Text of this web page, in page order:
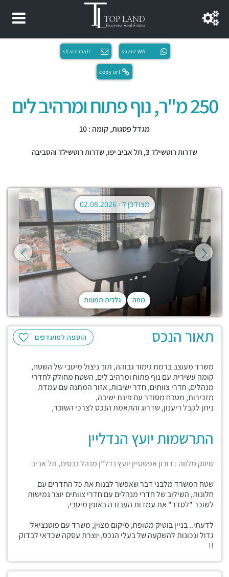
share WA
share mail
copy url
250 מ"ר, נוף פתוח ומרהיב לים
מגדל פסגות, קומה : 10
שדרות רוטשילד 3, תל אביב יפו, שדרות רוטשילד והסביבה
מפה גלרית תמונות
מצודכן ל -02.08.2026
הוספה למועדפים תאור הנכס
משרד מעוצב ברמת גימור גבוהה, תוך ניצול מיטבי של השטח,
קומה עשירית עם נוף פתוח ומרהיב לים, השטח מחולק לחדרי
מנהלים, חדרי צוותים, חדר ישיבות, אזור המתנה עם עמדת
מזכירות, מטבח מסודר עם פינת ישיבה,
ניתן לקבל ריענון, שדרוג והתאמת הנכס לצרכי השוכר,
התרשמות יועץ הנדליין
שיווק מלווה : דורון אפשטיין יועץ נדל"ן מנהל נכסים, תל אביב
שטח המשרד מלבני דבר שאפשר לבנות את כל החדרים עם
חלונות, השילוב של חדרי מנהלים עם חדרי צוותים יוצר גמישות
לשוכר "לסדר" את עמדות העבודה באופן מיטבי,
לדעתי.. בניין בוטיק מטופח, מיקום מצוין, משרד עם פוטנציאל
גדול ונכונות להשקעה של בעלי הנכס, יוצרת עסקה שכדאי לבדוק
!!